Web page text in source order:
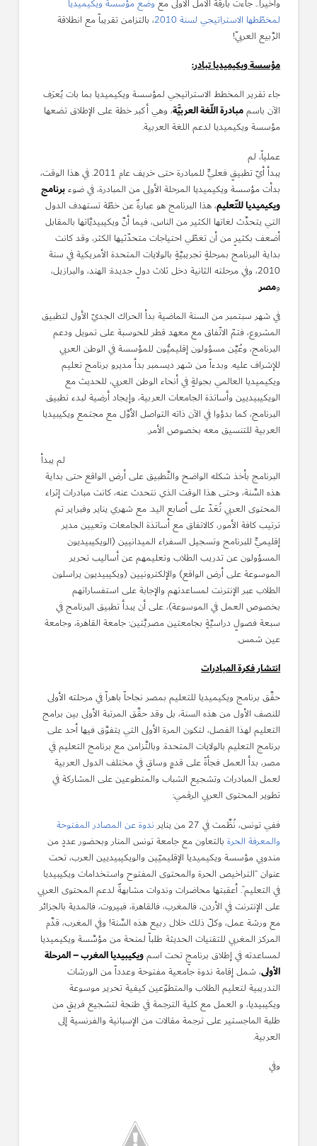
وأخيراً.. جاءت بارقة الأمل الأولى مع وضع مؤسسة ويكيميديا
لمخطّطها الاستراتيجي لسنة 2010
، بالتزامن تقريباً مع انطلاقة
الرَّبيع العربيّ!
مؤسسة ويكيميديا تبادر:
جاء تقرير المخطط الاستراتيجي لمؤسسة ويكيميديا بما بات يُعرَف
الآن باسممبادرة اللّغة العربيَّة، وهي أكبر خطة على الإطلاق تضعها
مؤسسة ويكيميديا لدعم اللغة العربية.
عملياً، لم
يبدأ أيّ تطبيقٍ فعليٍّ للمبادرة حتى خريف عام 2011. في هذا الوقت،
بدأت مؤسسة ويكيميديا المرحلة الأولى من المبادرة، في ضوءبرنامج
ويكيميديا للتّعليم، هذا البرنامج هو عبارةٌ عن خطّة تستهدف الدول
التي يتحدَّث لغاتها الكثير من الناس، فيما أنَّ ويكيبيديَّاتها بالمقابل
أضعف بكثيرٍ من أن تغطّي احتياجات متحدّثيها الكثر، وقد كانت
بداية البرنامج بمرحلةٍ تجريبيَّةٍ بالولايات المتحدة الأمريكية في سنة
2010، وفي مرحلته الثانية دخل ثلاث دولٍ جديدة: الهند، والبرازيل،
ومصر.
في شهر سبتمبر من السنة الماضية بدأ الحراك الجديّ الأول لتطبيق
المشروع، فتمّ الاتّفاق مع معهد قطر للحوسبة على تمويل ودعم
البرنامج، وعُيِّن مسؤولون إقليميُّون للمؤسسة في الوطن العربي
للإشراف عليه. وبدءاً من شهر ديسمبر بدأ مديرو برنامج تعليم
ويكيميديا العالمي بجولةٍ في أنحاء الوطن العربي، للحديث مع
الويكيبيديين وأساتذة الجامعات العربية، وإيجاد أرضية لبدء تطبيق
البرنامج، كما بدؤوا في الآن ذاته التواصل الأوَّل مع مجتمع ويكيبيديا
العربية للتنسيق معه بخصوص الأمر.
لم يبدأ
البرنامج بأخذ شكله الواضح والتَّطبيق على أرض الواقع حتى بداية
هذه السَّنة، وحتى هذا الوقت الذي نتحدث عنه، كانت مبادرات إثراء
المحتوى العربي تُعَدّ على أصابع اليد. مع شهري يناير وفبراير تم
ترتيب كافة الأمور، كالاتفاق مع أساتذة الجامعات وتعيين مدير
إقليميٍّ للبرنامج وتسجيل السفراء الميدانيين (الويكيبيديون
المسؤولون عن تدريب الطلاب وتعليمهم عن أساليب تحرير
الموسوعة على أرض الواقع) والإلكترونيين (ويكيبيديون يراسلون
الطلاب عبر الإنترنت لمساعدتهم والإجابة على استفساراتهم
بخصوص العمل في الموسوعة)، على أن يبدأ تطبيق البرنامج في
سبعة فصولٍ دراسيَّةٍ بجامعتين مصريَّتين: جامعة القاهرة، وجامعة
عين شمس.
انتشار فكرة المبادرات
حقَّق برنامج ويكيميديا للتعليم بمصر نجاحاً باهراً في مرحلته الأولى
للنصف الأول من هذه السنة، بل وقد حقَّق المرتبة الأولى بين برامج
التعليم لهذا الفصل، لتكون المرة الأولى التي يتفوَّق فيها أحد على
برنامج التعليم بالولايات المتحدة. وبالتَّزامن مع برنامج التعليم في
مصر، بدأ العمل فجأةً على قدمٍ وساقٍ في مختلف الدول العربية
لعمل المبادرات وتشجيع الشباب والمتطوعين على المشاركة في
تطوير المحتوى العربي الرقمي:
ففي تونس، نُظِّمت في 27 من يناير
ندوة عن المصادر المفتوحة
والمعرفة الحرةبالتعاون مع جامعة تونس المنار وبحضور عددٍ من
مندوبي مؤسسة ويكيميديا الإقليميّين والويكيبيديين العرب، تحت
عنوان “التراخيص الحرة والمحتوى المفتوح واستخدامات ويكيبيديا
في التعليم”. أعقبتها محاضرات وندوات مشابهةٌ لدعم المحتوى العربي
على الإنترنت في الأردن، فالمغرب، فالقاهرة، فبيروت، فالمدية بالجزائر
مع ورشة عمل، وكلّ ذلك خلال ربيع هذه السَّنة! وفي المغرب، قدَّم
المركز المغربي للتقنيات الحديثة طلباً لمنحة من مؤسَّسة ويكيميديا
لمساعدته في إطلاق برنامجٍ تحت اسمويكيبيديا المغرب – المرحلة
الأولى، شمل إقامة ندوة جامعية مفتوحة وعدداً من الورشات
التدريبية لتعليم الطلاب والمتطوّعين كيفية تحرير موسوعة
ويكيبيديا، و العمل مع كلية الترجمة في طنجة لتشجيع فريقٍ من
طلبة الماجستير على ترجمة مقالات من الإسبانية والفرنسية إلى
العربية.
وفي